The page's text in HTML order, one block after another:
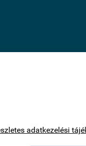
adatkezelési